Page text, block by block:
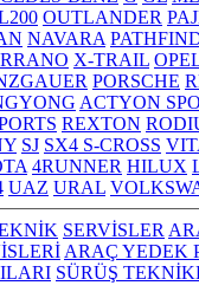
OUTLANDER
NAVARA
X-TRAIL
PORSCHE
ACTYON
REXTON
SJ SX4 S-CROSS
4RUNNER HILUX
UAZ URAL
SERVİSLER
ARAÇ YEDEK
SÜRÜŞ